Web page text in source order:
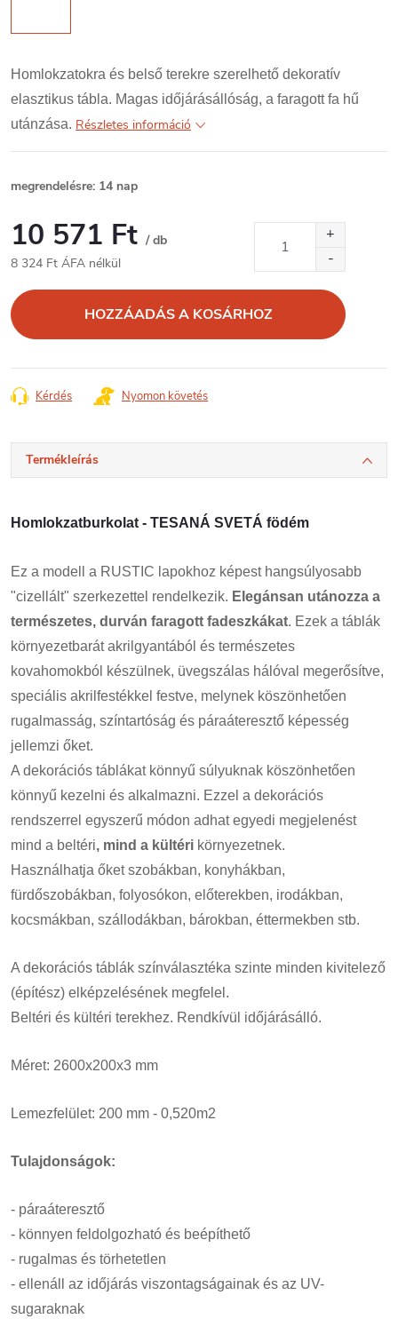
Homlokzatokra és belső terekre szerelhető dekoratív
elasztikus tábla. Magas időjárásállóság, a faragott fa hű
utánzása. Részletes információ
megrendelésre: 14 nap
10 571 Ft / db
8 324 Ft ÁFA nélkül
HOZZÁADÁS A KOSÁRHOZ
Kérdés Nyomon követés
Termékleírás
Homlokzatburkolat - TESANÁ SVETÁ födém
Ez a modell a RUSTIC lapokhoz képest hangsúlyosabb
"cizellált" szerkezettel rendelkezik. Elegánsan utánozza a
természetes, durván faragott fadeszkákat. Ezek a táblák
környezetbarát akrilgyantából és természetes
kovahomokból készülnek, üvegszálas hálóval megerősítve,
speciális akrilfestékkel festve, melynek köszönhetően
rugalmasság, színtartóság és páraáteresztő képesség
jellemzi őket.
A dekorációs táblákat könnyű súlyuknak köszönhetően
könnyű kezelni és alkalmazni. Ezzel a dekorációs
rendszerrel egyszerű módon adhat egyedi megjelenést
mind a beltéri, mind a kültéri környezetnek.
Használhatja őket szobákban, konyhákban,
fürdőszobákban, folyosókon, előterekben, irodákban,
kocsmákban, szállodákban, bárokban, éttermekben stb.
A dekorációs táblák színválasztéka szinte minden kivitelező
(építész) elképzelésének megfelel.
Beltéri és kültéri terekhez. Rendkívül időjárásálló.
Méret: 2600x200x3 mm
Lemezfelület: 200 mm - 0,520m2
Tulajdonságok:
- páraáteresztő
- könnyen feldolgozható és beépíthető
- rugalmas és törhetetlen
- ellenáll az időjárás viszontagságainak és az UV-
sugaraknak